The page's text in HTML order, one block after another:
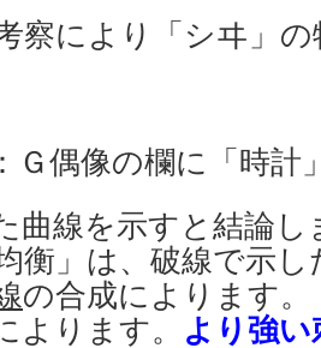
察により「シヰ」の
偶像の欄に「時計
曲線を示すと結論
衡」は、破線で示し
の合成によります
よります。
より強